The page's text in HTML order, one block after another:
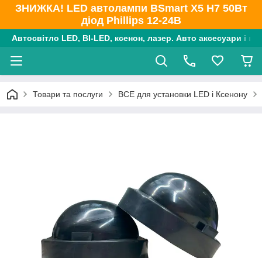
ЗНИЖКА! LED автолампи BSmart X5 H7 50Вт
діод Phillips 12-24В
Автосвітло LED, BI-LED, ксенон, лазер. Авто аксесуари і
Товари та послуги ВСЕ для установки LED і Ксенону